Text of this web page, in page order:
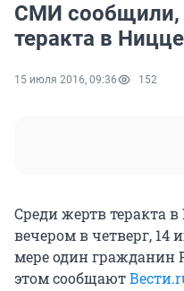
СМИ сообщили,
теракта в
15 июля 2016, 09:36 152
Среди жертв теракта
вечером в четверг,
мере один гражданин
этом сообщают